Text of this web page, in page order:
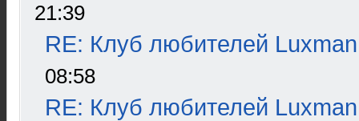
21:39
RE: Клуб любителей Luxman
08:58
RE: Клуб любителей Luxman